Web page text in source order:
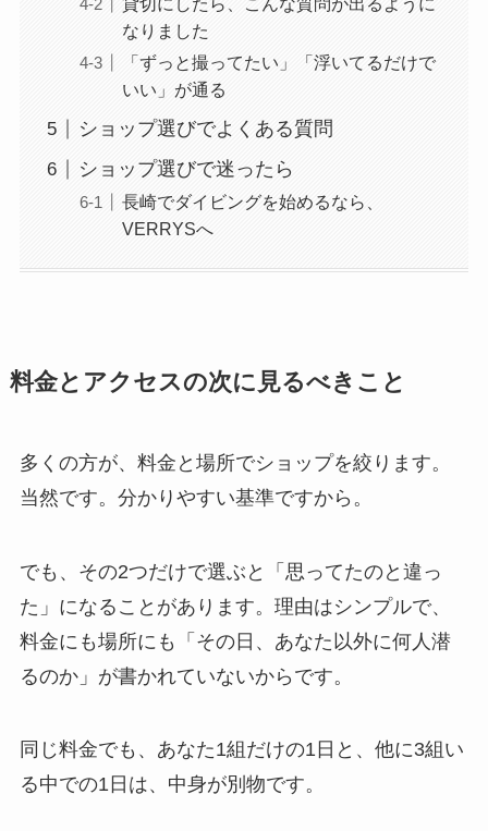
なりました
「ずっと撮ってたい」「浮いてるだけで
いい」が通る
ショップ選びでよくある質問
ショップ選びで迷ったら
長崎でダイビングを始めるなら、
VERRYSへ
料金とアクセスの次に見るべきこと
多くの方が、料金と場所でショップを絞ります。
当然です。分かりやすい基準ですから。
でも、その2つだけで選ぶと「思ってたのと違っ
た」になることがあります。理由はシンプルで、
料金にも場所にも「その日、あなた以外に何人潜
るのか」が書かれていないからです。
同じ料金でも、あなた1組だけの1日と、他に3組い
る中での1日は、中身が別物です。